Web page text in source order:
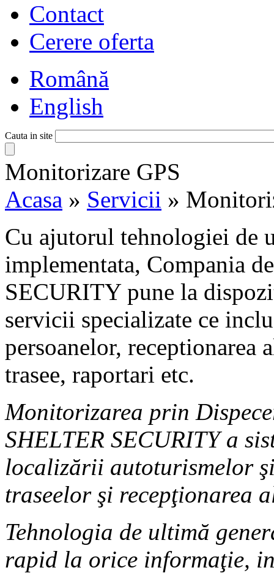
Contact
Cerere oferta
Română
English
Cauta in site
Monitorizare GPS
Acasa » Servicii »
Cu ajutorul tehnologiei de
implementata, Compania
SECURITY pune la
servicii specializate ce
persoanelor,
trasee, raportari etc.
Monitorizarea prin
SHELTER SECURITY a
localizării autoturismelor
traseelor şi recepţionarea
Tehnologia de ultimă
rapid la orice informaţie,